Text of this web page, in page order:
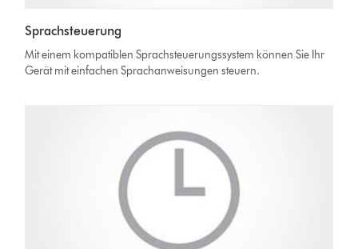
Sprachsteuerung
Mit einem kompatiblen Sprachsteuerungssystem können Sie Ihr
Gerät mit einfachen Sprachanweisungen steuern.